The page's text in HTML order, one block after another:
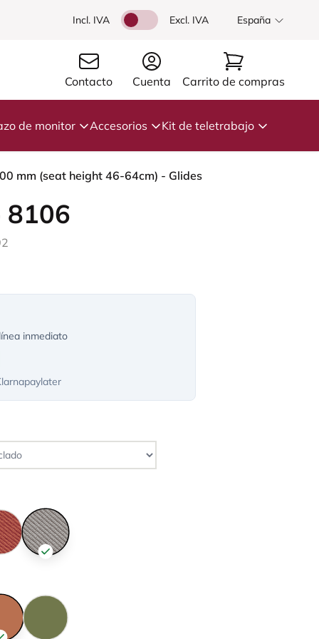
Incl. IVA Excl. IVA España
Contacto Cuenta Carrito de compras
de monitor Accesorios Kit de teletrabajo
mm (seat height 46-64cm) - Glides
8106
inmediato